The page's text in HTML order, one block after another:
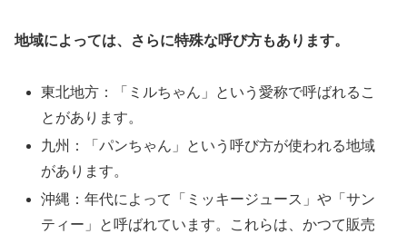
地域によっては、さらに特殊な呼び方もあります。
東北地方：「ミルちゃん」という愛称で呼ばれるこ
とがあります。
九州：「パンちゃん」という呼び方が使われる地域
があります。
沖縄：年代によって「ミッキージュース」や「サン
ティー」と呼ばれています。これらは、かつて販売